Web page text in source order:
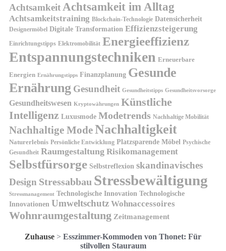
AchtsamkeitAchtsamkeit im Alltag
Achtsamkeitstraining Blockchain-Technologie Datensicherheit
Designermöbel Digitale Transformation Effizienzsteigerung
Einrichtungstipps Elektromobilität Energieeffizienz
Entspannungstechniken Erneuerbare
Energien Ernährungstipps Finanzplanung Gesunde
Ernährung Gesundheit Gesundheitstipps Gesundheitsvorsorge
Gesundheitswesen Kryptowährungen Künstliche
Intelligenz Luxusmode Modetrends Nachhaltige Mobilität
Nachhaltige ModeNachhaltigkeit
Naturerlebnis Persönliche Entwicklung Platzsparende Möbel Psychische
Gesundheit Raumgestaltung Risikomanagement
Selbstfürsorge Selbstreflexion skandinavisches
Design Stressabbau Stressbewältigung
Stressmanagement Technologische Innovation Technologische
Innovationen Umweltschutz Wohnaccessoires
Wohnraumgestaltung Zeitmanagement
Zuhause > Esszimmer-Kommoden von Thonet: Für
stilvollen Stauraum